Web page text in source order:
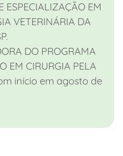
ESPECIALIZAÇÃO EM
VETERINÁRIA DA
DO PROGRAMA
EM CIRURGIA PELA
início em agosto de